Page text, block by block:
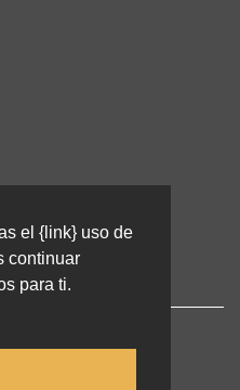
el {link} uso de
continuar
para ti.